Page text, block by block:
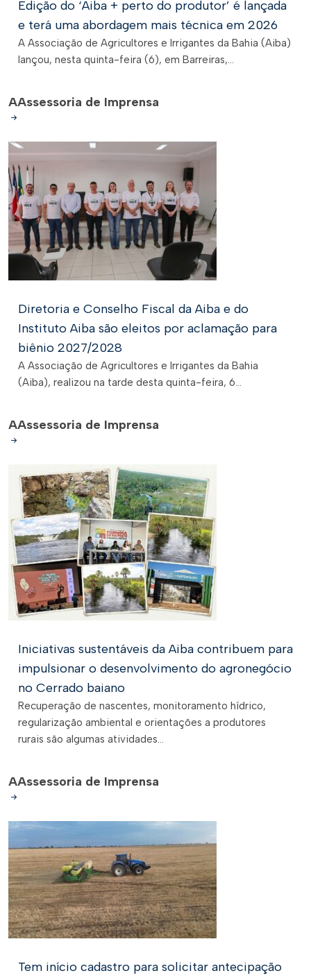
Edição do ‘Aiba + perto do produtor’ é lançada
e terá uma abordagem mais técnica em 2026
A Associação de Agricultores e Irrigantes da Bahia (Aiba)
lançou, nesta quinta-feira (6), em Barreiras,...
AAssessoria de Imprensa
Diretoria e Conselho Fiscal da Aiba e do
Instituto Aiba são eleitos por aclamação para
biênio 2027/2028
A Associação de Agricultores e Irrigantes da Bahia
(Aiba), realizou na tarde desta quinta-feira, 6...
AAssessoria de Imprensa
Iniciativas sustentáveis da Aiba contribuem para
impulsionar o desenvolvimento do agronegócio
no Cerrado baiano
Recuperação de nascentes, monitoramento hídrico,
regularização ambiental e orientações a produtores
rurais são algumas atividades...
AAssessoria de Imprensa
Tem início cadastro para solicitar antecipação